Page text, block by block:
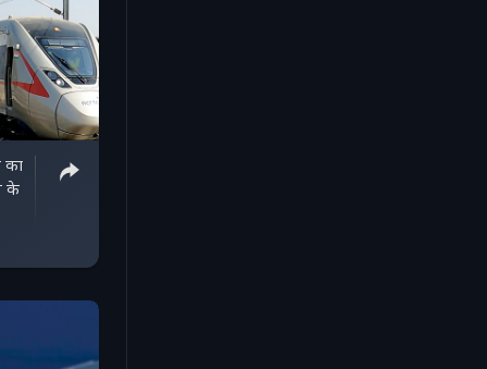
का
के